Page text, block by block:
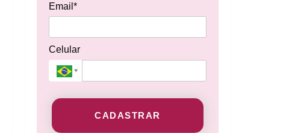
Email*
Celular
CADASTRAR